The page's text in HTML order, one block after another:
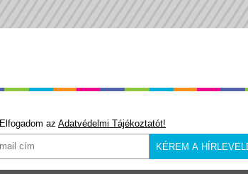
Elfogadom az Adatvédelmi Tájékoztatót!